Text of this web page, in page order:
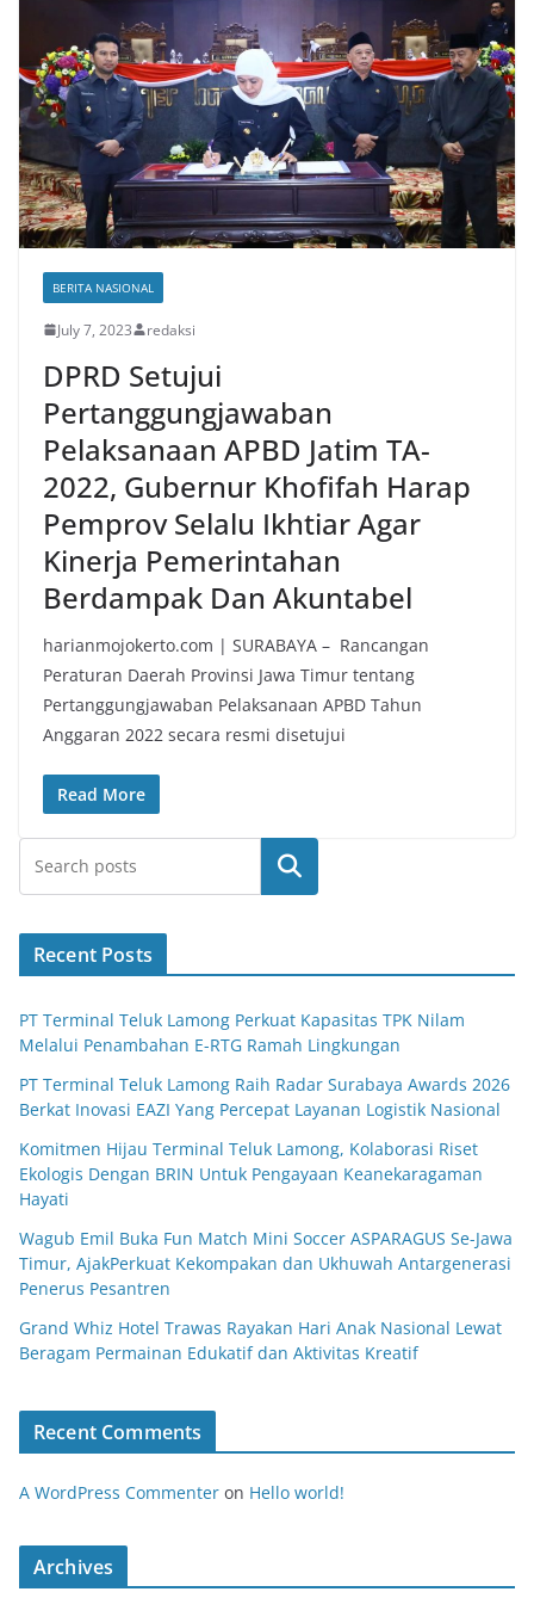
BERITA NASIONAL
July 7, 2023 redaksi
DPRD Setujui
Pertanggungjawaban
Pelaksanaan APBD Jatim TA-
2022, Gubernur Khofifah Harap
Pemprov Selalu Ikhtiar Agar
Kinerja Pemerintahan
Berdampak Dan Akuntabel
harianmojokerto.com | SURABAYA – Rancangan
Peraturan Daerah Provinsi Jawa Timur tentang
Pertanggungjawaban Pelaksanaan APBD Tahun
Anggaran 2022 secara resmi disetujui
Read More
Search
Recent Posts
PT Terminal Teluk Lamong Perkuat Kapasitas TPK Nilam
Melalui Penambahan E-RTG Ramah Lingkungan
PT Terminal Teluk Lamong Raih Radar Surabaya Awards 2026
Berkat Inovasi EAZI Yang Percepat Layanan Logistik Nasional
Komitmen Hijau Terminal Teluk Lamong, Kolaborasi Riset
Ekologis Dengan BRIN Untuk Pengayaan Keanekaragaman
Hayati
Wagub Emil Buka Fun Match Mini Soccer ASPARAGUS Se-Jawa
Timur, AjakPerkuat Kekompakan dan Ukhuwah Antargenerasi
Penerus Pesantren
Grand Whiz Hotel Trawas Rayakan Hari Anak Nasional Lewat
Beragam Permainan Edukatif dan Aktivitas Kreatif
Recent Comments
A WordPress Commenter on Hello world!
Archives